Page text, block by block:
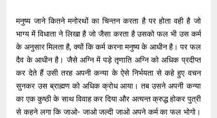
मनुष्य जाने कितने मनोरथों का चिन्तन करता है पर होता वही है जो
भाग्य में विधाता ने लिखा है जो जैसा करता है उसको फल भी उस कर्म
के अनुसार मिलता है, क्यों कि कर्म करना मनुष्य के आधीन है। पर फल
दैव के आधीन है। जैसे अग्नि में पड़े तृणाति अग्नि को अधिक प्रदीप्त
कर देते हैं उसी तरह अपनी कन्या के ऐसे निर्भयता से कहे हुए वचन
सुनकर उस ब्राह्मण को अधिक क्रोध आया। तब उसने अपनी कन्या
का एक कुष्ठी के साथ विवाह कर दिया और अत्यन्त क्रुद्ध होकर पुत्री
से कहने लगा कि जाओ- जाओ जल्दी जाओ अपने कर्म का फल भोगो।